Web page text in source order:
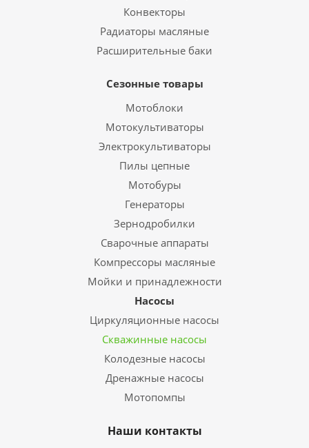
Конвекторы
Радиаторы масляные
Расширительные баки
Сезонные товары
Мотоблоки
Мотокультиваторы
Электрокультиваторы
Пилы цепные
Мотобуры
Генераторы
Зернодробилки
Сварочные аппараты
Компрессоры масляные
Мойки и принадлежности
Насосы
Циркуляционные насосы
Скважинные насосы
Колодезные насосы
Дренажные насосы
Мотопомпы
Наши контакты